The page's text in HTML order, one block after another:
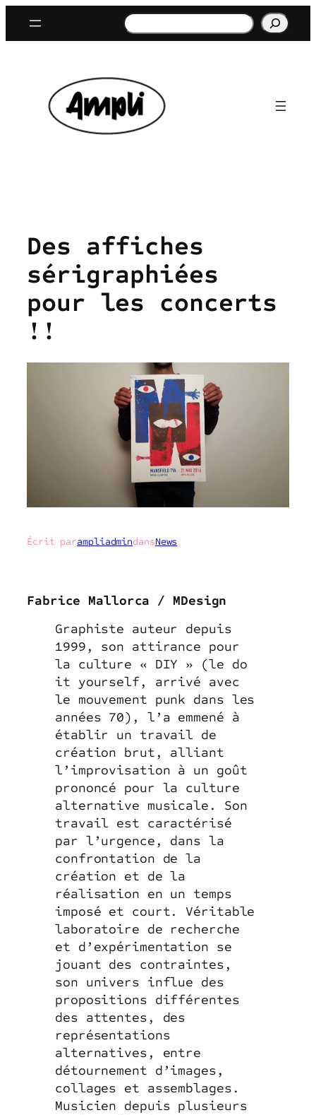
Rechercher
Des affiches
sérigraphiées
pour les concerts
!!
Écrit parampliadmindansNews
Fabrice Mallorca / MDesign
Graphiste auteur depuis
1999, son attirance pour
la culture « DIY » (le do
it yourself, arrivé avec
le mouvement punk dans les
années 70), l’a emmené à
établir un travail de
création brut, alliant
l’improvisation à un goût
prononcé pour la culture
alternative musicale. Son
travail est caractérisé
par l’urgence, dans la
confrontation de la
création et de la
réalisation en un temps
imposé et court. Véritable
laboratoire de recherche
et d’expérimentation se
jouant des contraintes,
son univers influe des
propositions différentes
des attentes, des
représentations
alternatives, entre
détournement d’images,
collages et assemblages.
Musicien depuis plusieurs